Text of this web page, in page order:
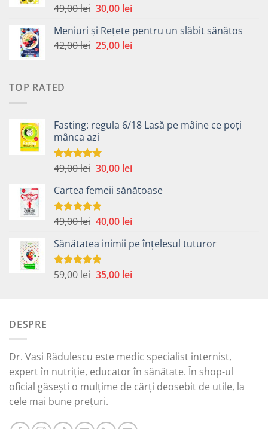
49,00 lei.
Evaluat la
49,00lei Prețul
a
fost:
30,00 leiPrețul
este:
30,00 lei.
Meniuri și Rețete pentru un slăbit sănătos
42,00lei Prețul
25,00 leiPrețul
TOP RATED
Fasting: regula 6/18 Lasă pe mâine ce poți
mânca azi
Evaluat la
49,00lei Prețul
a
fost:
49,00 lei.
30,00 leiPrețul
este:
Cartea femeii sănătoase
Evaluat la
49,00lei Prețul
a
fost:
49,00 lei.
40,00 leiPrețul
este:
Sănătatea inimii pe înțelesul tuturor
Evaluat la
59,00lei Prețul
35,00 leiPrețul
DESPRE
Dr. Vasi Rădulescu este medic specialist internist,
expert în nutriție, educator în sănătate. În shop-ul
oficial găsești o mulțime de cărți deosebit de utile, la
cele mai bune prețuri.